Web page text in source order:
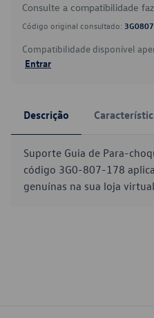
Consulte a compatibilidade
Código original consultado:
Compatibilidade disponível
Entrar
Descrição
Suporte Guia de Para-
código 3G0-807-178
genuínas na sua loja